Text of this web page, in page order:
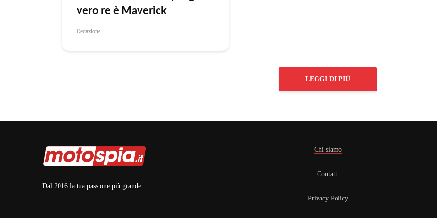
vero re è Maverick
Redazione
LEGGI DI PIÙ
Dal 2016 la tua passione più grande
Chi siamo
Contatti
Privacy Policy